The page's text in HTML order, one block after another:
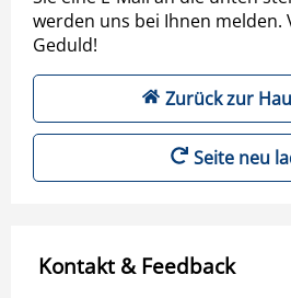
werden uns bei Ihnen melden.
Geduld!
Zurück zur
Seite neu
Kontakt & Feedback